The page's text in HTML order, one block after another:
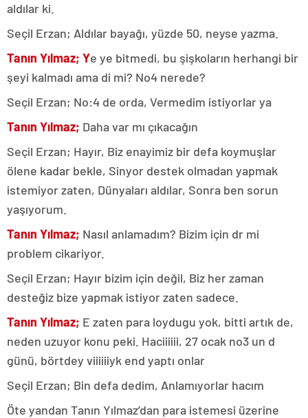
aldılar ki.
Seçil Erzan; Aldılar bayağı, yüzde 50, neyse yazma.
Tanın Yılmaz; Ye ye bitmedi, bu şişkoların herhangi bir
şeyi kalmadı ama di mi? No4 nerede?
Seçil Erzan; No:4 de orda, Vermedim istiyorlar ya
Tanın Yılmaz; Daha var mı çıkacağın
Seçil Erzan; Hayır, Biz enayimiz bir defa koymuşlar
ölene kadar bekle, Sinyor destek olmadan yapmak
istemiyor zaten, Dünyaları aldılar, Sonra ben sorun
yaşıyorum.
Tanın Yılmaz; Nasıl anlamadım? Bizim için dr mi
problem cikariyor.
Seçil Erzan; Hayır bizim için değil, Biz her zaman
desteğiz bize yapmak istiyor zaten sadece.
Tanın Yılmaz; E zaten para loydugu yok, bitti artık de,
neden uzuyor konu peki. Haciiiiii, 27 ocak no3 un d
günü, börtdey viiiiiiyk end yaptı onlar
Seçil Erzan; Bin defa dedim, Anlamıyorlar hacım
Öte yandan Tanın Yılmaz’dan para istemesi üzerine